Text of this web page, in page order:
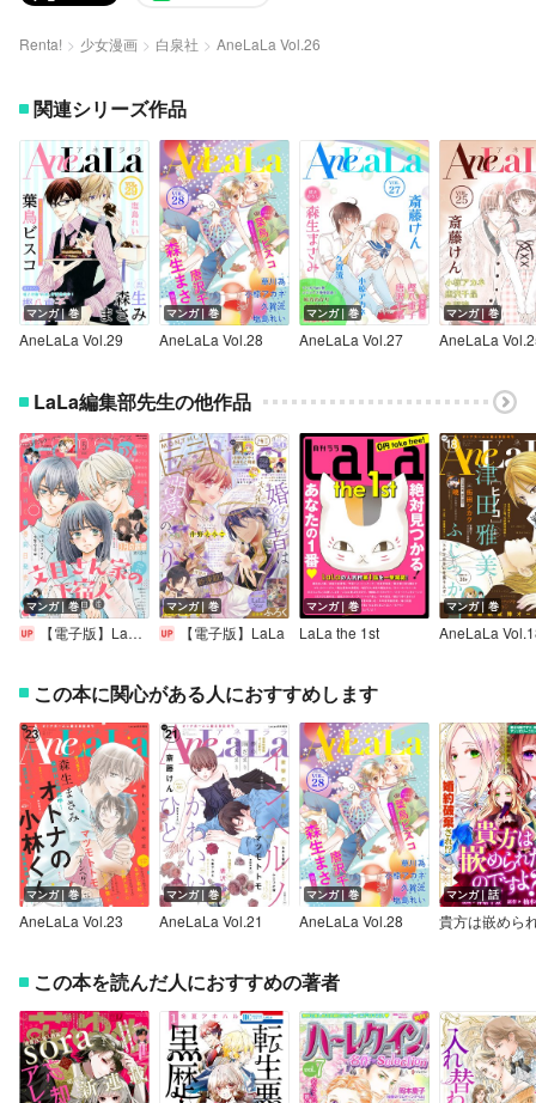
Renta! 少女漫画 白泉社 AneLaLa Vol.26
関連シリーズ作品
マンガ｜巻
AneLaLa Vol.29
マンガ｜巻
AneLaLa Vol.28
マンガ｜巻
AneLaLa Vol.27
マンガ｜巻
AneLaLa
LaLa編集部先生の他作品
マンガ｜巻
【電子版】LaLaDX
マンガ｜巻
【電子版】LaLa
マンガ｜巻
LaLa the 1st
マンガ｜巻
AneLaLa
この本に関心がある人におすすめします
マンガ｜巻
AneLaLa Vol.23
マンガ｜巻
AneLaLa Vol.21
マンガ｜巻
AneLaLa Vol.28
マンガ｜話
この本を読んだ人におすすめの著者